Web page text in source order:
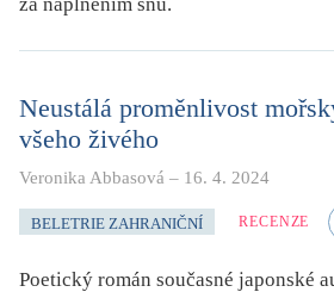
Neustálá proměnlivost
všeho živého
Veronika Abbasová – 16. 4. 2024
BELETRIE ZAHRANIČNÍ RECENZE
Poetický román současné japonské